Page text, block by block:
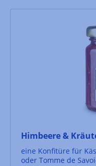
Himbeere &
eine Konfitüre für
oder Tomme de